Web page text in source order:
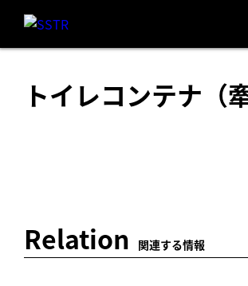
トイレコンテナ（
Relation 関連する情報